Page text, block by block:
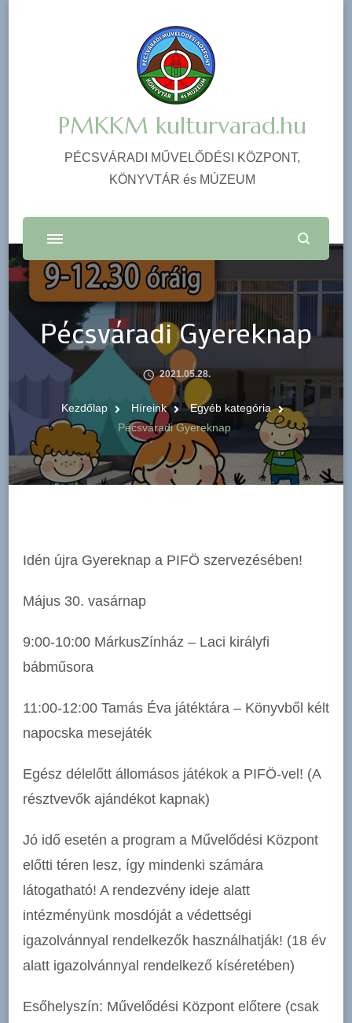
PMKKM kulturvarad.hu
PÉCSVÁRADI MŰVELŐDÉSI KÖZPONT,
KÖNYVTÁR és MÚZEUM
Pécsváradi Gyereknap
2021.05.28.
Kezdőlap Híreink
Egyéb kategória
Pécsváradi Gyereknap
Idén újra Gyereknap a PIFÖ szervezésében!
Május 30. vasárnap
9:00-10:00 MárkusZínház – Laci királyfi
bábműsora
11:00-12:00 Tamás Éva játéktára – Könyvből kélt
napocska mesejáték
Egész délelőtt állomásos játékok a PIFÖ-vel! (A
résztvevők ajándékot kapnak)
Jó idő esetén a program a Művelődési Központ
előtti téren lesz, így mindenki számára
látogatható! A rendezvény ideje alatt
intézményünk mosdóját a védettségi
igazolvánnyal rendelkezők használhatják! (18 év
alatt igazolvánnyal rendelkező kíséretében)
Esőhelyszín: Művelődési Központ előtere (csak